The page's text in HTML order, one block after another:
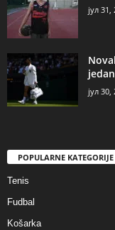
јул 31,
јул 30,
POPULARNE KATEGORIJE
Tenis
Fudbal
Košarka